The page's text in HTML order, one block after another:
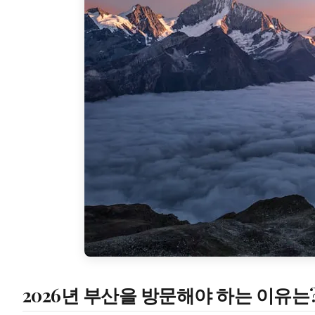
2026년 부산을 방문해야 하는 이유는